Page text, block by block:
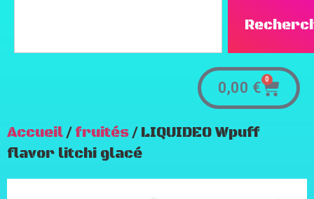
0,00 € 0
Accueil/ fruités/ LIQUIDEO Wpuff
flavor litchi glacé